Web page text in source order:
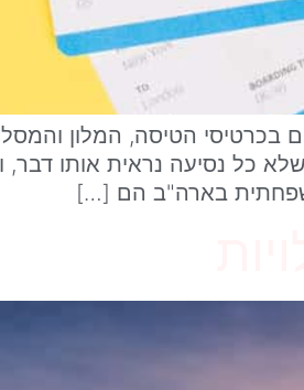
הטיסה, המלון
כל נסיעה נראית אותו
בארה"ב הם […]